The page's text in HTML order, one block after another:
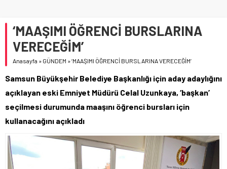
‘MAAŞIMI ÖĞRENCİ BURSLARINA
VERECEĞİM’
Anasayfa » GÜNDEM »‘MAAŞIMI ÖĞRENCİ BURSLARINA VERECEĞİM’
Samsun Büyükşehir Belediye Başkanlığı için aday adaylığını
açıklayan eski Emniyet Müdürü Celal Uzunkaya, ‘başkan’
seçilmesi durumunda maaşını öğrenci bursları için
kullanacağını açıkladı